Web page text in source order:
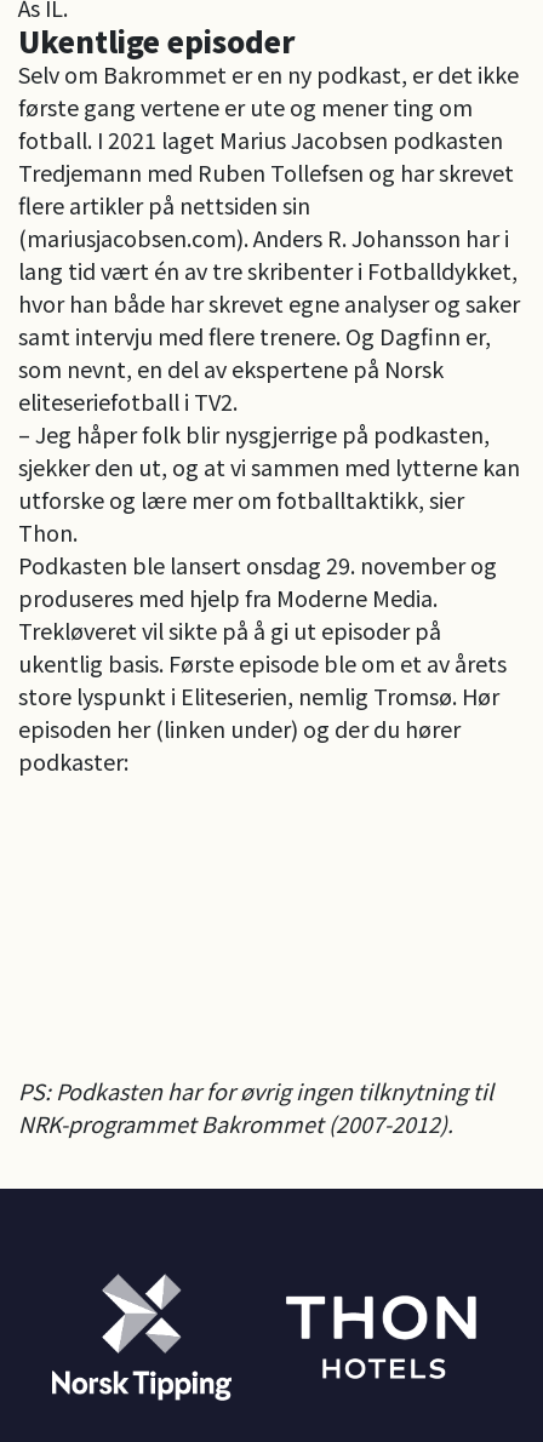
Ås IL.
Ukentlige episoder
Selv om Bakrommet er en ny podkast, er det ikke
første gang vertene er ute og mener ting om
fotball. I 2021 laget Marius Jacobsen podkasten
Tredjemann med Ruben Tollefsen og har skrevet
flere artikler på nettsiden sin
(mariusjacobsen.com). Anders R. Johansson har i
lang tid vært én av tre skribenter i Fotballdykket,
hvor han både har skrevet egne analyser og saker
samt intervju med flere trenere. Og Dagfinn er,
som nevnt, en del av ekspertene på Norsk
eliteseriefotball i TV2.
– Jeg håper folk blir nysgjerrige på podkasten,
sjekker den ut, og at vi sammen med lytterne kan
utforske og lære mer om fotballtaktikk, sier
Thon.
Podkasten ble lansert onsdag 29. november og
produseres med hjelp fra Moderne Media.
Trekløveret vil sikte på å gi ut episoder på
ukentlig basis. Første episode ble om et av årets
store lyspunkt i Eliteserien, nemlig Tromsø. Hør
episoden her (linken under) og der du hører
podkaster:
PS: Podkasten har for øvrig ingen tilknytning til
NRK-programmet Bakrommet (2007-2012).